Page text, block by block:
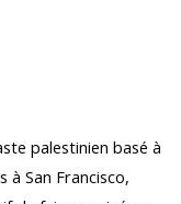
palestinien basé à
à San Francisco,